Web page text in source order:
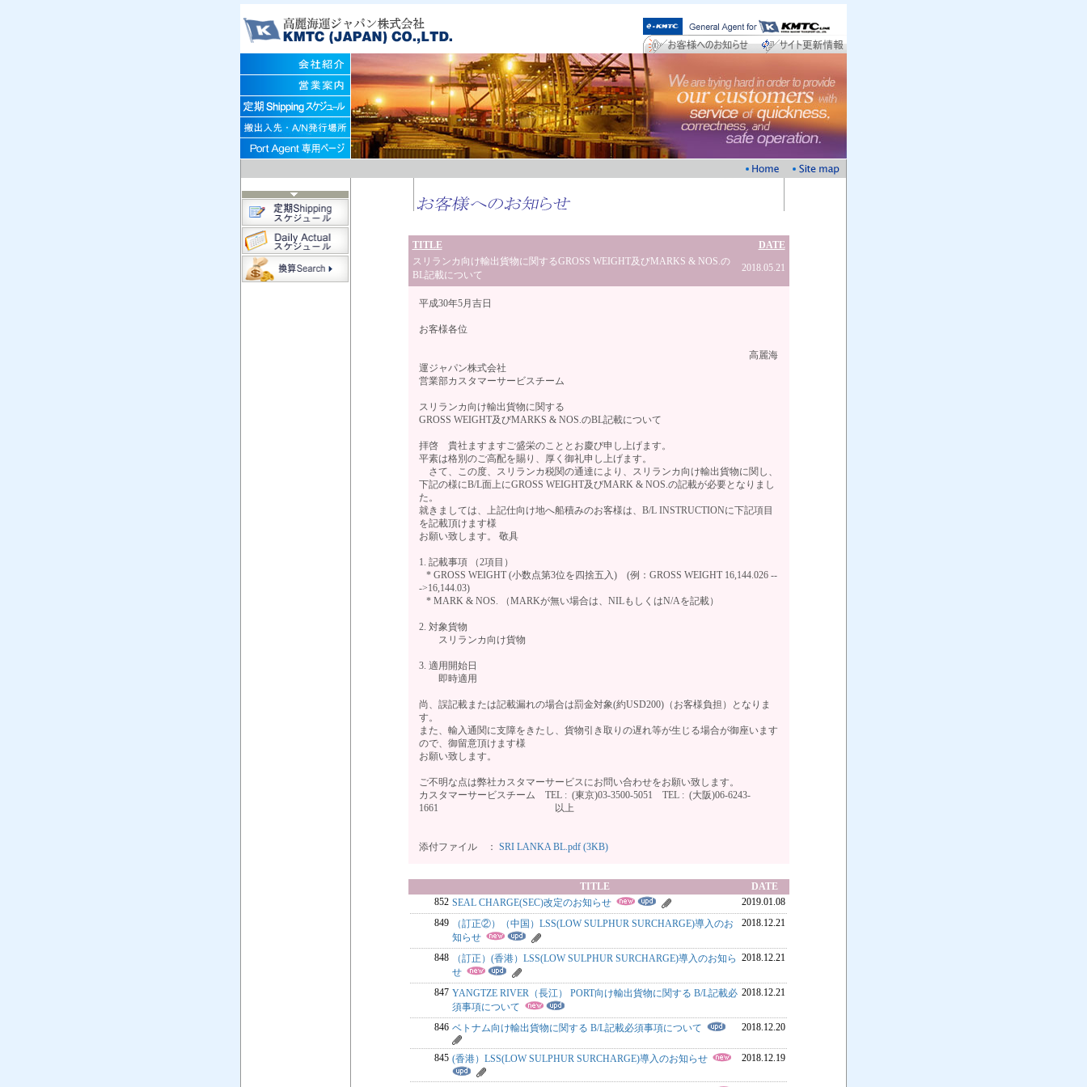
TITLE
DATE
スリランカ向け輸出貨物に関するGROSS WEIGHT及びMARKS & NOS.の
BL記載について
2018.05.21
平成30年5月吉日
お客様各位
高麗海
運ジャパン株式会社
営業部カスタマーサービスチーム
スリランカ向け輸出貨物に関する
GROSS WEIGHT及びMARKS & NOS.のBL記載について
拝啓 貴社ますますご盛栄のこととお慶び申し上げます。
平素は格別のご高配を賜り、厚く御礼申し上げます。
さて、この度、スリランカ税関の通達により、スリランカ向け輸出貨物に関し、
下記の様にB/L面上にGROSS WEIGHT及びMARK & NOS.の記載が必要となりまし
た。
就きましては、上記仕向け地へ船積みのお客様は、B/L INSTRUCTIONに下記項目
を記載頂けます様
お願い致します。 敬具
1. 記載事項 （2項目）
* GROSS WEIGHT (小数点第3位を四捨五入) (例：GROSS WEIGHT 16,144.026 --
->16,144.03)
* MARK & NOS. （MARKが無い場合は、NILもしくはN/Aを記載）
2. 対象貨物
スリランカ向け貨物
3. 適用開始日
即時適用
尚、誤記載または記載漏れの場合は罰金対象(約USD200)（お客様負担）となりま
す。
また、輸入通関に支障をきたし、貨物引き取りの遅れ等が生じる場合が御座います
ので、御留意頂けます様
お願い致します。
ご不明な点は弊社カスタマーサービスにお問い合わせをお願い致します。
カスタマーサービスチーム TEL : (東京)03-3500-5051 TEL : (大阪)06-6243-
1661 以上
添付ファイル ： SRI LANKA BL.pdf (3KB)
TITLE
DATE
852 SEAL CHARGE(SEC)改定のお知らせ
2019.01.08
849
（訂正②）（中国）LSS(LOW SULPHUR SURCHARGE)導入のお
知らせ
2018.12.21
848
（訂正）(香港）LSS(LOW SULPHUR SURCHARGE)導入のお知ら
せ
2018.12.21
847 YANGTZE RIVER（長江） PORT向け輸出貨物に関する B/L記載必
須事項について
2018.12.21
846 ベトナム向け輸出貨物に関する B/L記載必須事項について 2018.12.20
845 (香港）LSS(LOW SULPHUR SURCHARGE)導入のお知らせ 2018.12.19